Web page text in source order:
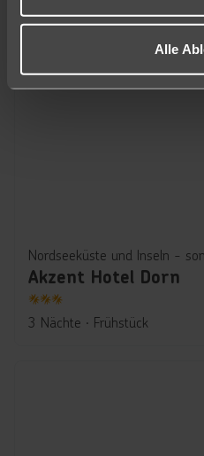
Alle
Nordseeküste und Inseln -
Akzent Hotel Dorn
3
3 Nächte ∙ Frühstück